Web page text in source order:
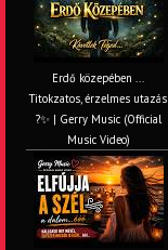
Erdő közepében ...
Titokzatos, érzelmes utazás
?✨ | Gerry Music (Official
Music Video)